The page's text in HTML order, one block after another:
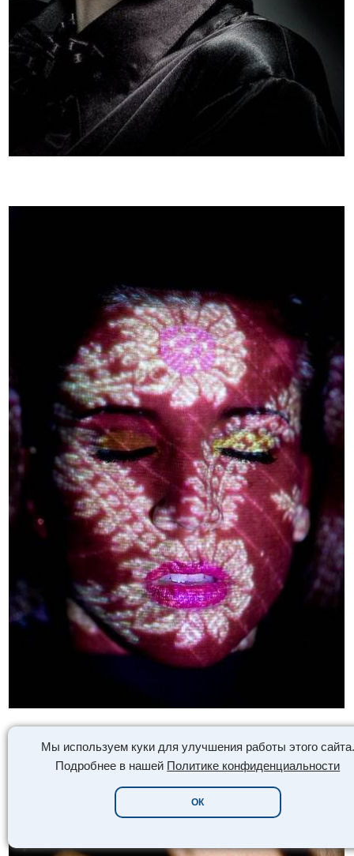
Мы используем куки для улучшения работы этого сайта.
Подробнее в нашей Политике конфиденциальности
ОК